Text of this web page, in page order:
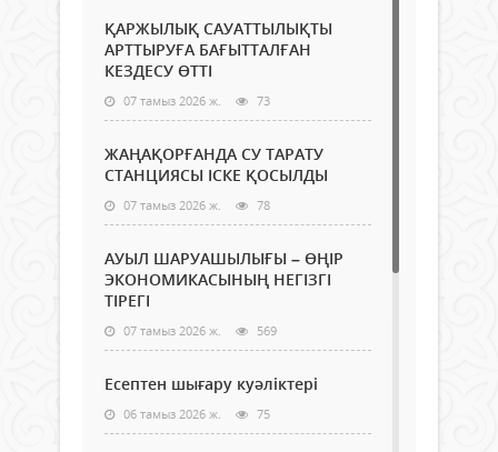
ҚАРЖЫЛЫҚ САУАТТЫЛЫҚТЫ
АРТТЫРУҒА БАҒЫТТАЛҒАН
КЕЗДЕСУ ӨТТІ
07 тамыз 2026 ж. 73
ЖАҢАҚОРҒАНДА СУ ТАРАТУ
СТАНЦИЯСЫ ІСКЕ ҚОСЫЛДЫ
07 тамыз 2026 ж. 78
АУЫЛ ШАРУАШЫЛЫҒЫ – ӨҢІР
ЭКОНОМИКАСЫНЫҢ НЕГІЗГІ
ТІРЕГІ
07 тамыз 2026 ж. 569
Есептен шығару куәліктері
06 тамыз 2026 ж. 75